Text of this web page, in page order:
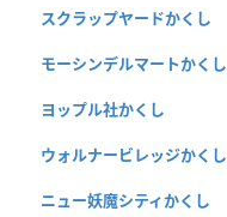
スクラップヤードかくし
モーシンデルマートかくし
ヨップル社かくし
ウォルナービレッジかくし
ニュー妖魔シティかくし